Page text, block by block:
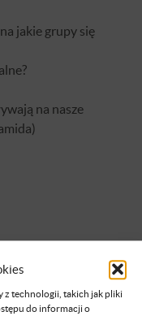
z technologii, takich jak pliki
do informacji o
jakie grupy się
na nasze